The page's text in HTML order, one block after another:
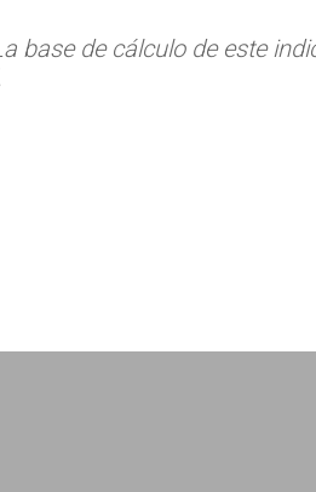
base de cálculo de este